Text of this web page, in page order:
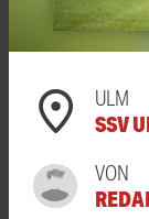
ULM
SSV
VON